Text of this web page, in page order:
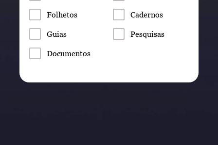
Folhetos Cadernos
Guias Pesquisas
Documentos